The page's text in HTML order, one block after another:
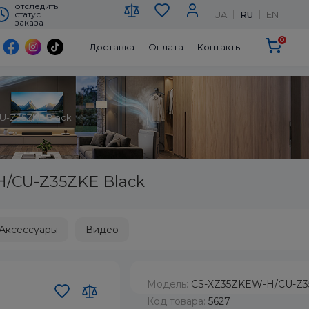
отследить
статус
заказа
UA RU EN
Доставка Оплата Контакты
0
Z35ZKE Black
CU-Z35ZKE Black
Аксессуары Видео
Модель: CS-XZ35ZKEW-H/CU-
Код товара: 5627